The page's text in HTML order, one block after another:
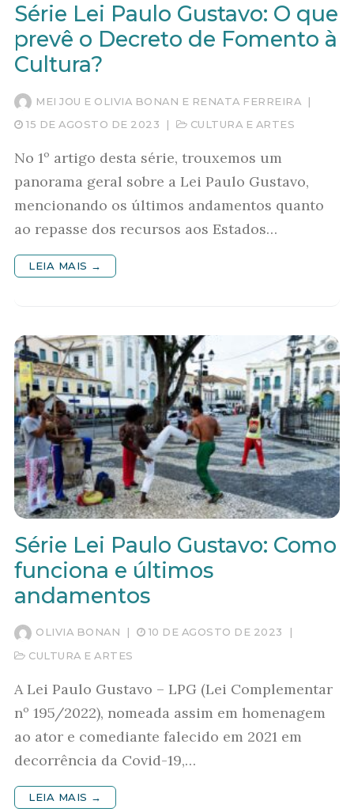
Série Lei Paulo Gustavo: O que
prevê o Decreto de Fomento à
Cultura?
MEI JOU E OLIVIA BONAN E RENATA FERREIRA
|
15 DE AGOSTO DE 2023
| CULTURA E ARTES
No 1º artigo desta série, trouxemos um
panorama geral sobre a Lei Paulo Gustavo,
mencionando os últimos andamentos quanto
ao repasse dos recursos aos Estados…
LEIA MAIS →
Série Lei Paulo Gustavo: Como
funciona e últimos
andamentos
OLIVIA BONAN | 10 DE AGOSTO DE 2023
|
CULTURA E ARTES
A Lei Paulo Gustavo – LPG (Lei Complementar
nº 195/2022), nomeada assim em homenagem
ao ator e comediante falecido em 2021 em
decorrência da Covid-19,…
LEIA MAIS →